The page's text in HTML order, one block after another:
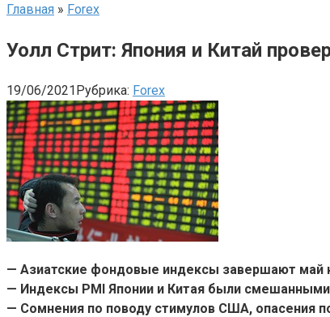
Главная » Forex
Уолл Стрит: Япония и Китай
19/06/2021Рубрика: Forex
— Азиатские фондовые индексы завершают май
— Индексы PMI Японии и Китая были
— Сомнения по поводу стимулов США, опасения